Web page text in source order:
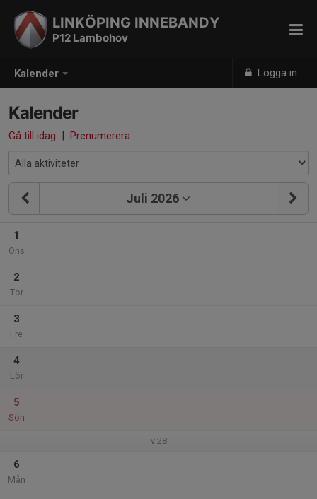
Kalender Logga in
LINKÖPING INNEBANDY
P12 Lambohov
Kalender
Gå till idag | Prenumerera
Juli 2026
1
Ons
2
Tor
3
Fre
4
Lör
5
Sön
v.28
6
Mån